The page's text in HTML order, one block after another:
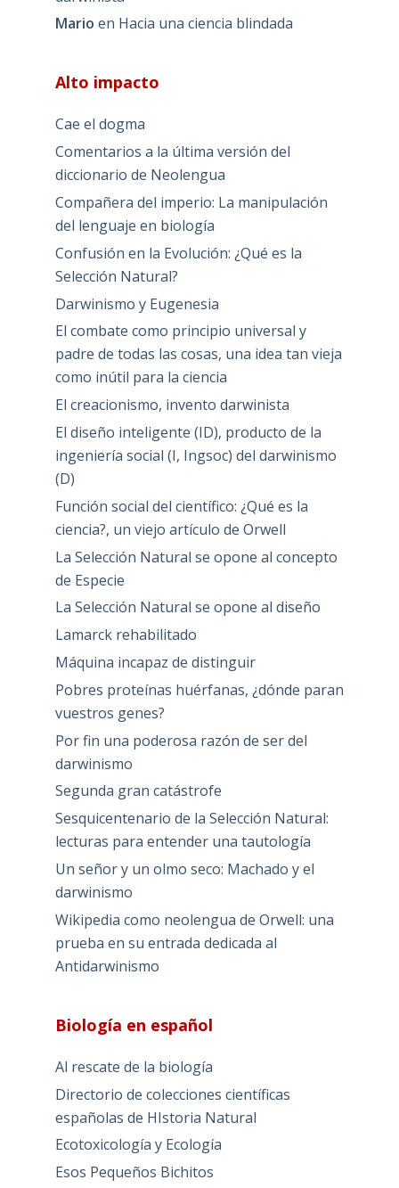
Mario en Hacia una ciencia blindada
Alto impacto
Cae el dogma
Comentarios a la última versión del
diccionario de Neolengua
Compañera del imperio: La manipulación
del lenguaje en biología
Confusión en la Evolución: ¿Qué es la
Selección Natural?
Darwinismo y Eugenesia
El combate como principio universal y
padre de todas las cosas, una idea tan vieja
como inútil para la ciencia
El creacionismo, invento darwinista
El diseño inteligente (ID), producto de la
ingeniería social (I, Ingsoc) del darwinismo
(D)
Función social del científico: ¿Qué es la
ciencia?, un viejo artículo de Orwell
La Selección Natural se opone al concepto
de Especie
La Selección Natural se opone al diseño
Lamarck rehabilitado
Máquina incapaz de distinguir
Pobres proteínas huérfanas, ¿dónde paran
vuestros genes?
Por fin una poderosa razón de ser del
darwinismo
Segunda gran catástrofe
Sesquicentenario de la Selección Natural:
lecturas para entender una tautología
Un señor y un olmo seco: Machado y el
darwinismo
Wikipedia como neolengua de Orwell: una
prueba en su entrada dedicada al
Antidarwinismo
Biología en español
Al rescate de la biología
Directorio de colecciones científicas
españolas de HIstoria Natural
Ecotoxicología y Ecología
Esos Pequeños Bichitos